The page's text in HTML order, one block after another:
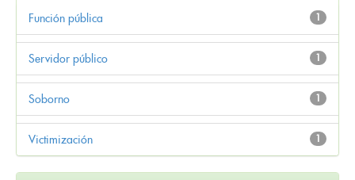
1
Función pública
1
Servidor público
1
Soborno
1
Victimización